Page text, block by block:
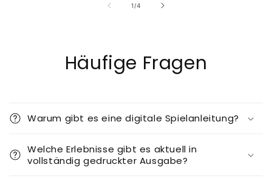
1/von
4
Häufige Fragen
Warum gibt es eine digitale Spielanleitung?
Welche Erlebnisse gibt es aktuell in
vollständig gedruckter Ausgabe?